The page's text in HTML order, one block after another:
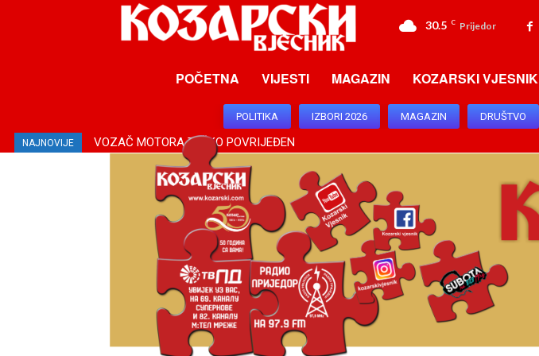
30.5 C Prijedor
POČETNA VIJESTI MAGAZIN KOZARSKI VJESNIK
POLITIKA IZBORI 2026 MAGAZIN DRUŠTVO
NAJNOVIJE VOZAČ MOTORA TEŠKO POVRIJEĐEN